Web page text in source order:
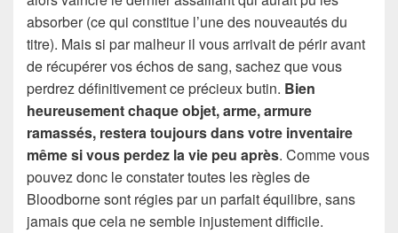
absorber (ce qui constitue l’une des nouveautés du
titre). Mais si par malheur il vous arrivait de périr avant
de récupérer vos échos de sang, sachez que vous
perdrez définitivement ce précieux butin. Bien
heureusement chaque objet, arme, armure
ramassés, restera toujours dans votre inventaire
même si vous perdez la vie peu après. Comme vous
pouvez donc le constater toutes les règles de
Bloodborne sont régies par un parfait équilibre, sans
jamais que cela ne semble injustement difficile.